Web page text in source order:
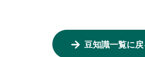
豆知識一覧に